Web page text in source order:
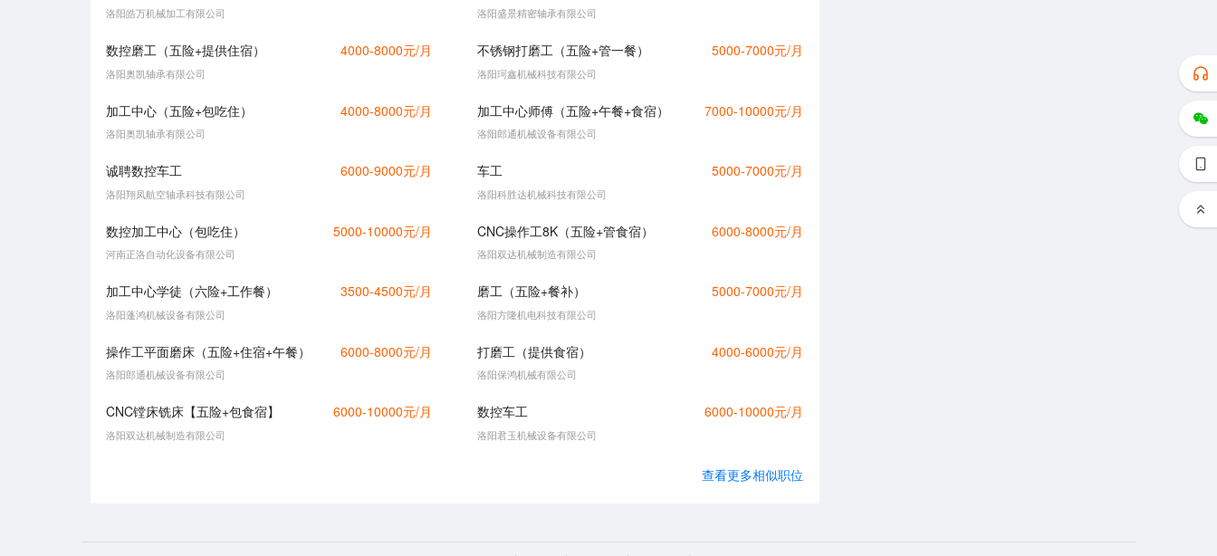
洛阳皓万机械加工有限公司 洛阳盛景精密轴承有限公司
数控磨工（五险+提供住宿） 4000-8000元/月
洛阳奥凯轴承有限公司
不锈钢打磨工（五险+管一餐） 5000-7000元/月
洛阳珂鑫机械科技有限公司
加工中心（五险+包吃住） 4000-8000元/月
洛阳奥凯轴承有限公司
加工中心师傅（五险+午餐+食宿） 7000-10000元/月
洛阳郎通机械设备有限公司
诚聘数控车工 6000-9000元/月
洛阳翔凤航空轴承科技有限公司
车工 5000-7000元/月
洛阳科胜达机械科技有限公司
数控加工中心（包吃住） 5000-10000元/月
河南正洛自动化设备有限公司
CNC操作工8K（五险+管食宿） 6000-8000元/月
洛阳双达机械制造有限公司
加工中心学徒（六险+工作餐） 3500-4500元/月
洛阳蓬鸿机械设备有限公司
磨工（五险+餐补） 5000-7000元/月
洛阳方隆机电科技有限公司
操作工平面磨床（五险+住宿+午餐） 6000-8000元/月
洛阳郎通机械设备有限公司
打磨工（提供食宿） 4000-6000元/月
洛阳保鸿机械有限公司
CNC镗床铣床【五险+包食宿】 6000-10000元/月
洛阳双达机械制造有限公司
数控车工 6000-10000元/月
洛阳君玉机械设备有限公司
查看更多相似职位